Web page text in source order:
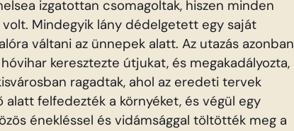
izgatottan csomagoltak, hiszen minden
Mindegyik lány dédelgetett egy saját
váltani az ünnepek alatt. Az utazás azonban
keresztezte útjukat, és megakadályozta,
ragadtak, ahol az eredeti tervek
felfedezték a környéket, és végül egy
énekléssel és vidámsággal töltötték meg a